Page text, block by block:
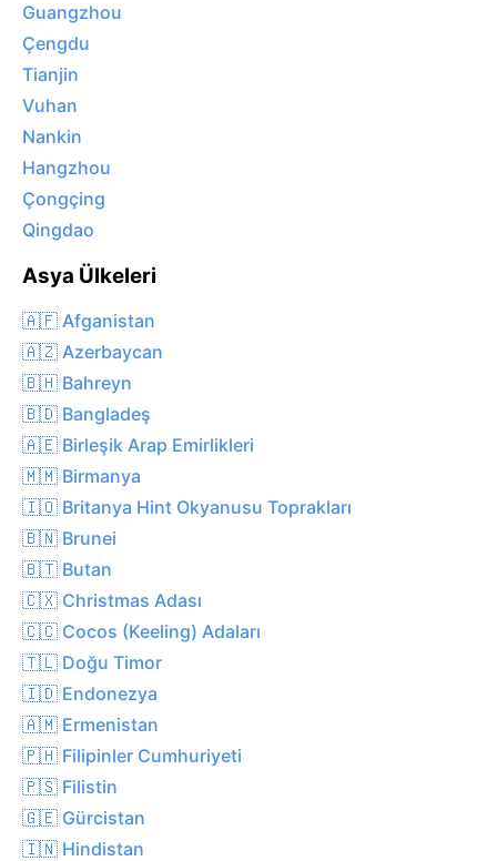
Guangzhou
Çengdu
Tianjin
Vuhan
Nankin
Hangzhou
Çongçing
Qingdao
Asya Ülkeleri
🇦🇫 Afganistan
🇦🇿 Azerbaycan
🇧🇭 Bahreyn
🇧🇩 Bangladeş
🇦🇪 Birleşik Arap Emirlikleri
🇲🇲 Birmanya
🇮🇴 Britanya Hint Okyanusu Toprakları
🇧🇳 Brunei
🇧🇹 Butan
🇨🇽 Christmas Adası
🇨🇨 Cocos (Keeling) Adaları
🇹🇱 Doğu Timor
🇮🇩 Endonezya
🇦🇲 Ermenistan
🇵🇭 Filipinler Cumhuriyeti
🇵🇸 Filistin
🇬🇪 Gürcistan
🇮🇳 Hindistan